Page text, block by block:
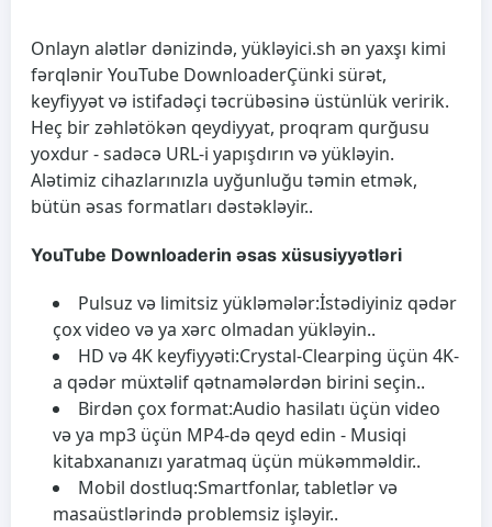
Onlayn alətlər dənizində, yükləyici.sh ən yaxşı kimi
fərqlənirYouTube DownloaderÇünki sürət,
keyfiyyət və istifadəçi təcrübəsinə üstünlük veririk.
Heç bir zəhlətökən qeydiyyat, proqram qurğusu
yoxdur - sadəcə URL-i yapışdırın və yükləyin.
Alətimiz cihazlarınızla uyğunluğu təmin etmək,
bütün əsas formatları dəstəkləyir..
YouTube Downloaderin əsas xüsusiyyətləri
Pulsuz və limitsiz yükləmələr:İstədiyiniz qədər
çox video və ya xərc olmadan yükləyin..
HD və 4K keyfiyyəti:Crystal-Clearping üçün 4K-
a qədər müxtəlif qətnamələrdən birini seçin..
Birdən çox format:Audio hasilatı üçün video
və ya mp3 üçün MP4-də qeyd edin - Musiqi
kitabxananızı yaratmaq üçün mükəmməldir..
Mobil dostluq:Smartfonlar, tabletlər və
masaüstlərində problemsiz işləyir..